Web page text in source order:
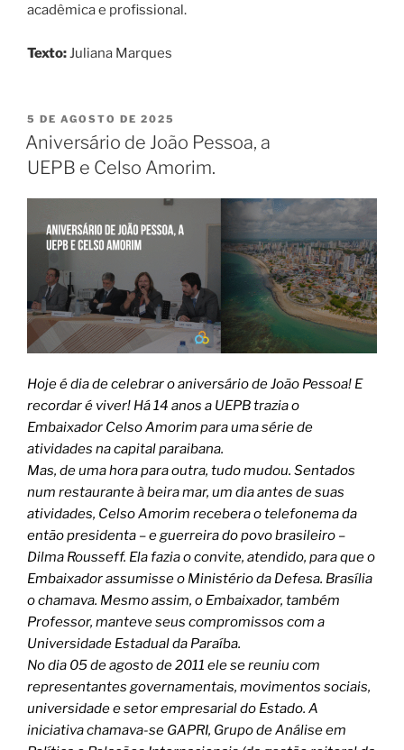
acadêmica e profissional.
Texto:Juliana Marques
PUBLICADO
EM
5 DE AGOSTO DE 2025
Aniversário de João Pessoa, a
UEPB e Celso Amorim.
Hoje é dia de celebrar o aniversário de João Pessoa! E
recordar é viver! Há 14 anos a UEPB trazia o
Embaixador Celso Amorim para uma série de
atividades na capital paraibana.
Mas, de uma hora para outra, tudo mudou. Sentados
num restaurante à beira mar, um dia antes de suas
atividades, Celso Amorim recebera o telefonema da
então presidenta – e guerreira do povo brasileiro –
Dilma Rousseff. Ela fazia o convite, atendido, para que o
Embaixador assumisse o Ministério da Defesa. Brasília
o chamava. Mesmo assim, o Embaixador, também
Professor, manteve seus compromissos com a
Universidade Estadual da Paraíba.
No dia 05 de agosto de 2011 ele se reuniu com
representantes governamentais, movimentos sociais,
universidade e setor empresarial do Estado. A
iniciativa chamava-se GAPRI, Grupo de Análise em